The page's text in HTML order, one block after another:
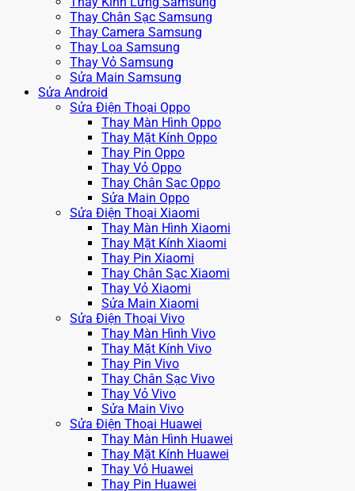
Thay Chân Sạc Samsung
Thay Camera Samsung
Thay Loa Samsung
Thay Vỏ Samsung
Sửa Main Samsung
Sửa Android
Sửa Điện Thoại Oppo
Thay Màn Hình Oppo
Thay Mặt Kính Oppo
Thay Pin Oppo
Thay Vỏ Oppo
Thay Chân Sạc Oppo
Sửa Main Oppo
Sửa Điện Thoại Xiaomi
Thay Màn Hình Xiaomi
Thay Mặt Kính Xiaomi
Thay Pin Xiaomi
Thay Chân Sạc Xiaomi
Thay Vỏ Xiaomi
Sửa Main Xiaomi
Sửa Điện Thoại Vivo
Thay Màn Hình Vivo
Thay Mặt Kính Vivo
Thay Pin Vivo
Thay Chân Sạc Vivo
Thay Vỏ Vivo
Sửa Main Vivo
Sửa Điện Thoại Huawei
Thay Màn Hình Huawei
Thay Mặt Kính Huawei
Thay Vỏ Huawei
Thay Pin Huawei